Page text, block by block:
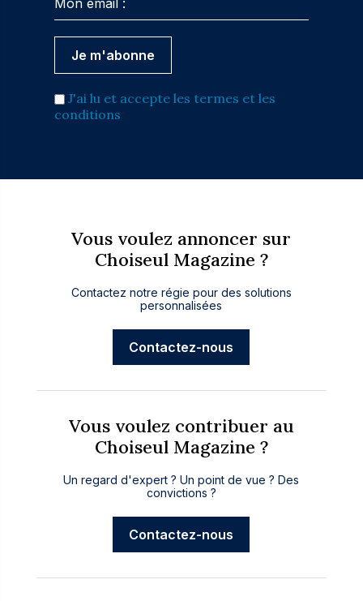
J'ai lu et accepte les termes et les
conditions
Vous voulez annoncer sur
Choiseul Magazine ?
Contactez notre régie pour des solutions
personnalisées
Contactez-nous
Vous voulez contribuer au
Choiseul Magazine ?
Un regard d'expert ? Un point de vue ? Des
convictions ?
Contactez-nous